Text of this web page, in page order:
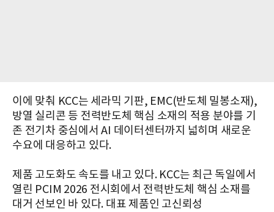
이에 맞춰 KCC는 세라믹 기판, EMC(반도체 밀봉소재),
방열 실리콘 등 전력반도체 핵심 소재의 적용 분야를 기
존 전기차 중심에서 AI 데이터센터까지 넓히며 새로운
수요에 대응하고 있다.
제품 고도화도 속도를 내고 있다. KCC는 최근 독일에서
열린 PCIM 2026 전시회에서 전력반도체 핵심 소재를
대거 선보인 바 있다. 대표 제품인 고신뢰성